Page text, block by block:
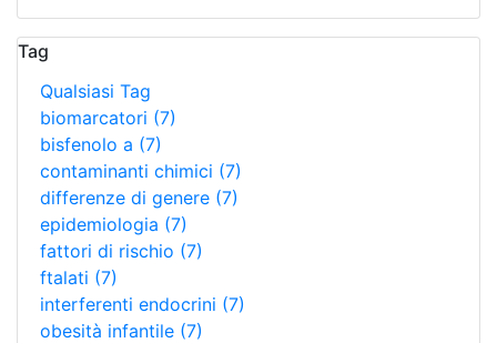
Tag
Qualsiasi Tag
biomarcatori (7)
bisfenolo a (7)
contaminanti chimici (7)
differenze di genere (7)
epidemiologia (7)
fattori di rischio (7)
ftalati (7)
interferenti endocrini (7)
obesità infantile (7)